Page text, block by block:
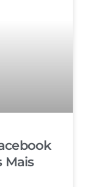
Mais